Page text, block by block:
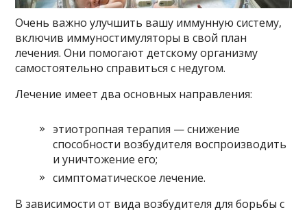
Очень важно улучшить вашу иммунную систему,
включив иммуностимуляторы в свой план
лечения. Они помогают детскому организму
самостоятельно справиться с недугом.
Лечение имеет два основных направления:
этиотропная терапия — снижение
способности возбудителя воспроизводить
и уничтожение его;
симптоматическое лечение.
В зависимости от вида возбудителя для борьбы с